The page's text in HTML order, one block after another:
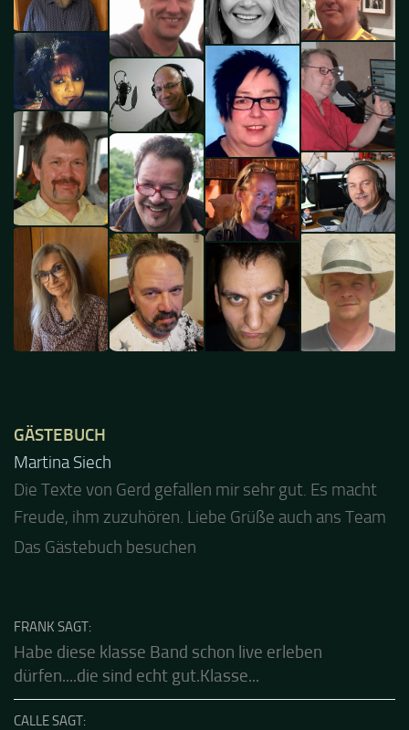
GÄSTEBUCH
Jacel
Guten Abend und auch von uns nochmals besten
Dank für die tolle Mucke zur Party! Der aktuelle Live
FRANK SAGT: